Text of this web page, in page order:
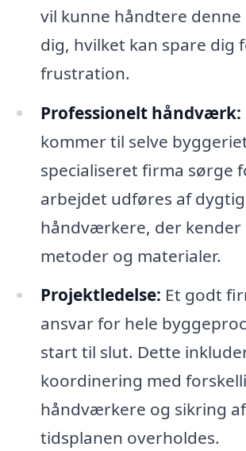
vil kunne håndtere
dig, hvilket kan spare dig
frustration.
Professionelt håndværk:
kommer til selve
specialiseret firma sørge
arbejdet udføres af
håndværkere, der kender
metoder og materialer.
Projektledelse: Et godt
ansvar for hele
start til slut. Dette
koordinering med
håndværkere og sikring
tidsplanen overholdes.